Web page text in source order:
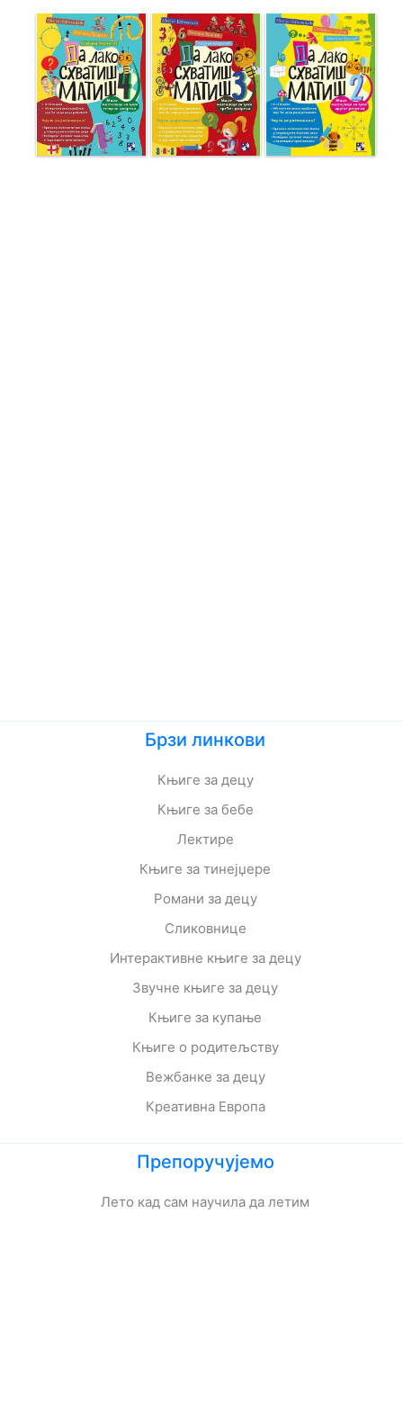
Брзи линкови
Књиге за децу
Књиге за бебе
Лектире
Књиге за тинејџере
Романи за децу
Сликовнице
Интерактивне књиге за децу
Звучне књиге за децу
Књиге за купање
Књиге о родитељству
Вежбанке за децу
Креативна Европа
Препоручујемо
Лето кад сам научила да летим